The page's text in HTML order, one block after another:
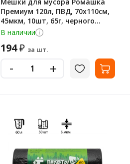
Премиум 120л, ПВД, 70х110см,
45мкм, 10шт, 65г, черного
цвета, в рулоне
В наличии
194₽ за шт.
- +